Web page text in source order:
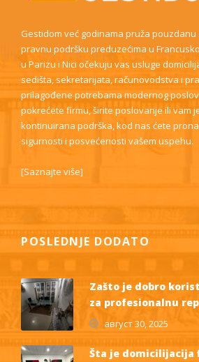
Gestidom već godinama pruža
pravnu podršku preduzećima u
u Parizu i Nici očekuju vas usluge
sedišta, sekretarijata, računovodstva i
prilagođene potrebama modernog
pokrećete firmu, širite poslovanje ili vam
kontinuirana podrška, kod nas ćete
sigurnosti i posvećenosti vašem uspehu.
[Saznajte više]
POSLEDNJE DODATO
Zašto je dobro
za profesionalnu
август 30, 2025
Šta je domicilijacija